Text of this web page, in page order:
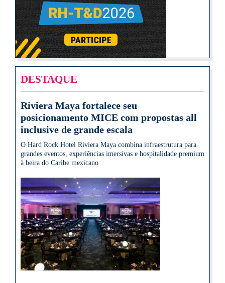
DESTAQUE
Riviera Maya fortalece seu
posicionamento MICE com propostas all
inclusive de grande escala
O Hard Rock Hotel Riviera Maya combina infraestrutura para
grandes eventos, experiências imersivas e hospitalidade premium
à beira do Caribe mexicano